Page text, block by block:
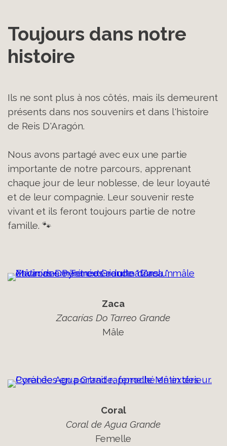
Toujours dans notre
histoire
Ils ne sont plus à nos côtés, mais ils demeurent
présents dans nos souvenirs et dans l'histoire
de Reis D'Aragón.
Nous avons partagé avec eux une partie
importante de notre parcours, apprenant
chaque jour de leur noblesse, de leur loyauté
et de leur compagnie. Leur souvenir reste
vivant et ils feront toujours partie de notre
famille. 🐾
Zaca
Zacarías Do Tarreo Grande
Mâle
Coral
Coral de Agua Grande
Femelle